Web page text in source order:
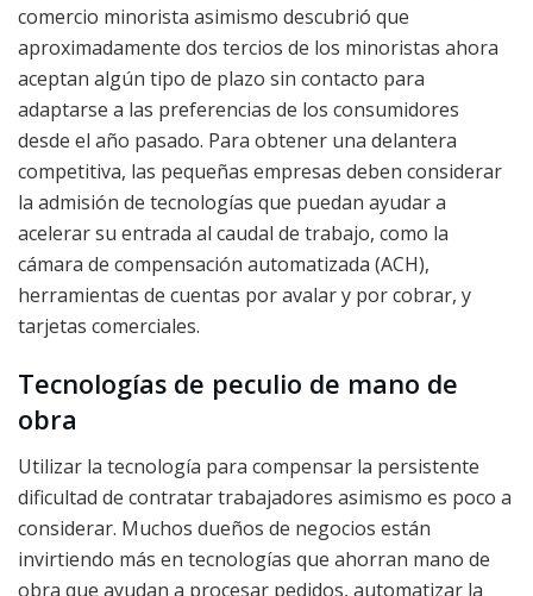
comercio minorista asimismo descubrió que
aproximadamente dos tercios de los minoristas ahora
aceptan algún tipo de plazo sin contacto para
adaptarse a las preferencias de los consumidores
desde el año pasado. Para obtener una delantera
competitiva, las pequeñas empresas deben considerar
la admisión de tecnologías que puedan ayudar a
acelerar su entrada al caudal de trabajo, como la
cámara de compensación automatizada (ACH),
herramientas de cuentas por avalar y por cobrar, y
tarjetas comerciales.
Tecnologías de peculio de mano de
obra
Utilizar la tecnología para compensar la persistente
dificultad de contratar trabajadores asimismo es poco a
considerar. Muchos dueños de negocios están
invirtiendo más en tecnologías que ahorran mano de
obra que ayudan a procesar pedidos, automatizar la